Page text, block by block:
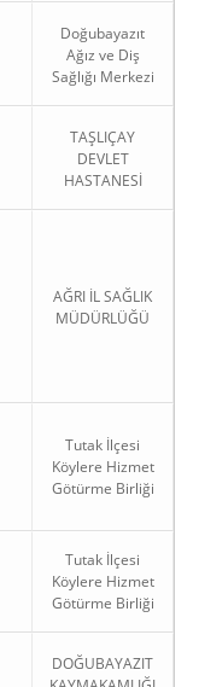
Doğubayazıt
Ağız ve Diş
Sağlığı Merkezi
TAŞLIÇAY
DEVLET
HASTANESİ
AĞRI İL SAĞLIK
MÜDÜRLÜĞÜ
Tutak İlçesi
Köylere Hizmet
Götürme Birliği
Tutak İlçesi
Köylere Hizmet
Götürme Birliği
DOĞUBAYAZIT